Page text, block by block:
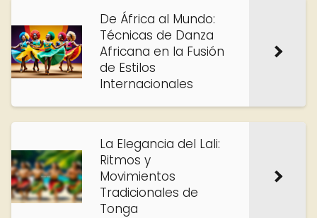
De África al Mundo:
Técnicas de Danza
Africana en la Fusión
de Estilos
Internacionales
La Elegancia del Lali:
Ritmos y
Movimientos
Tradicionales de
Tonga